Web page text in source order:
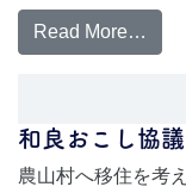
Read More…
和良おこし協
農山村へ移住を考